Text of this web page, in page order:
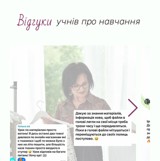
Відгуки учнів про навчання